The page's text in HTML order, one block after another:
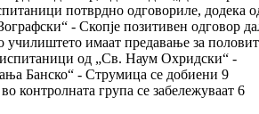
потврдно одговориле, додека
- Скопје позитивен одговор
училиштето имаат предавање за
од „Св. Наум Охридски“ -
Банско“ - Струмица се добиени 9
контролната група се забележуваат 6